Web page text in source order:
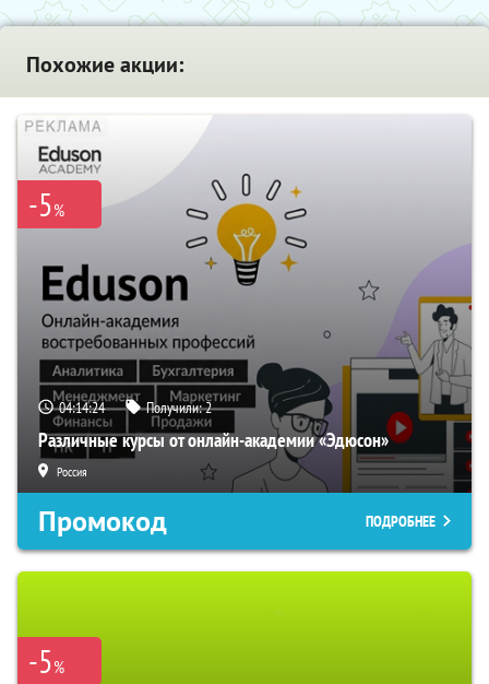
Похожие акции:
-5%
04:14:23 Получили:2
Различные курсы от онлайн-академии «Эдюсон»
Россия
Промокод ПОДРОБНЕЕ
-5%